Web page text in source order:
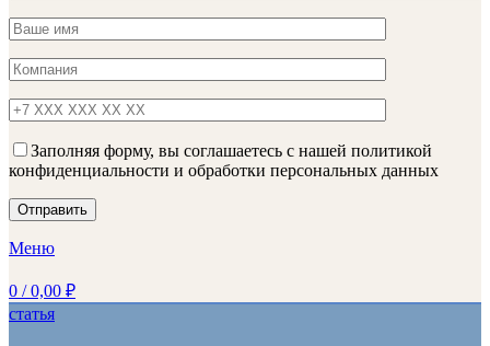
Заполняя форму, вы соглашаетесь с нашей политикой
конфиденциальности и обработки персональных данных
Меню
0 / 0,00 ₽
статья